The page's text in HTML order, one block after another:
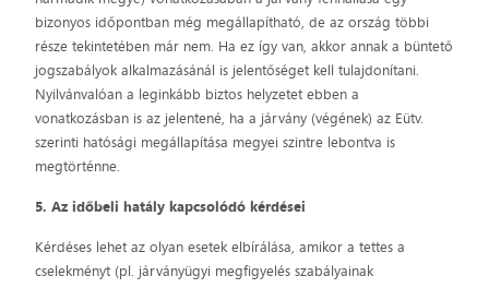
bizonyos időpontban még megállapítható, de az ország többi
része tekintetében már nem. Ha ez így van, akkor annak a büntető
jogszabályok alkalmazásánál is jelentőséget kell tulajdonítani.
Nyilvánvalóan a leginkább biztos helyzetet ebben a
vonatkozásban is az jelentené, ha a járvány (végének) az Eütv.
szerinti hatósági megállapítása megyei szintre lebontva is
megtörténne.
5. Az időbeli hatály kapcsolódó kérdései
Kérdéses lehet az olyan esetek elbírálása, amikor a tettes a
cselekményt (pl. járványügyi megfigyelés szabályainak